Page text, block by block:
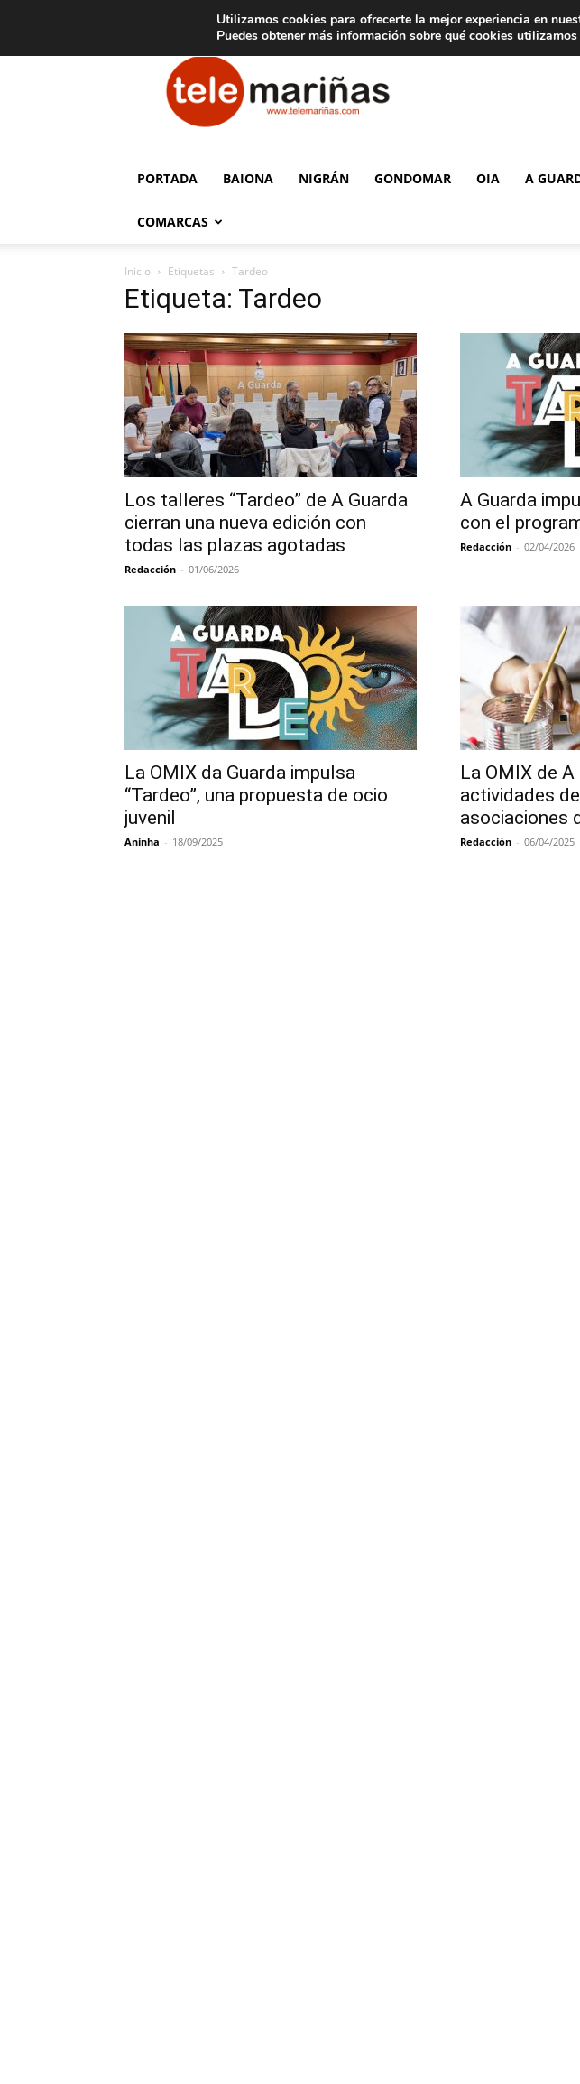
Aviso legal Tarifas de publicidad
Telemariñas
PORTADA BAIONA NIGRÁN GONDOMAR OIA A
COMARCAS
Inicio Etiquetas Tardeo
Etiqueta: Tardeo
Los talleres “Tardeo” de A Guarda
cierran una nueva edición con
todas las plazas agotadas
Redacción - 01/06/2026
A Guarda
con el
Redacción - 02/04/2026
La OMIX da Guarda impulsa
“Tardeo”, una propuesta de ocio
juvenil
Aninha - 18/09/2025
La OMIX de
actividades de
asociaciones
Redacción - 06/04/2025
Utilizamos cookies para ofrecerte la mejor experiencia en
Puedes obtener más información sobre qué cookies